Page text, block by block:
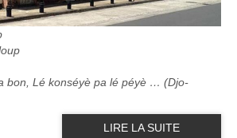
bon, Lé konséyè pa lé péyè … (Djo-
LIRE LA SUITE